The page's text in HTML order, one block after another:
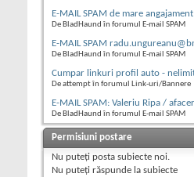
E-MAIL SPAM de mare
De BladHaund în forumul E-mail SPAM
E-MAIL SPAM
De BladHaund în forumul E-mail SPAM
Cumpar linkuri profil auto -
De attempt în forumul Link-uri/Bannere
E-MAIL SPAM: Valeriu Ripa /
De BladHaund în forumul E-mail SPAM
Permisiuni postare
Nu puteţi posta subiecte noi.
Nu puteţi răspunde la subiecte